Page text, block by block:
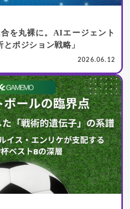
を丸裸に。AIエージェント
ポジション戦略」
2026.06.12